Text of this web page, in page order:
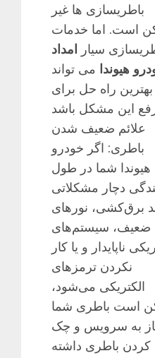
باطریسازی ها غیر
است. اما خدمات
سیار امداد
هیوندا می تواند
بهترین راه حل برای
علائم ضعیف شدن
باطری: اگر خودرو
هیوندا شما در طول
دچار مشکلاتی
برق‌کشی، نورهای
ضعیف، سیستم‌های
ناپایدار و یا کار
نکردن ترمزهای
الکتریکی می‌شود،
است باطری شما
به سرویس و چک
کردن باطری داشته